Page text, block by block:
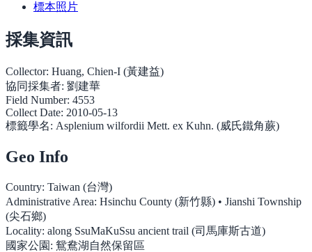
標本照片
採集資訊
Collector: Huang, Chien-I (黃建益)
協同採集者: 劉建華
Field Number: 4553
Collect Date: 2010-05-13
標籤學名: Asplenium wilfordii Mett. ex Kuhn. (威氏鐵角蕨)
Geo Info
Country: Taiwan (台灣)
Administrative Area: Hsinchu County (新竹縣) • Jianshi Township
(尖石鄉)
Locality: along SsuMaKuSsu ancient trail (司馬庫斯古道)
國家公園: 鴛鴦湖自然保留區